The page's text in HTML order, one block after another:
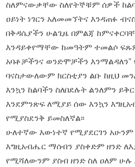
ስለምናውቃቸው ስለየትኞቹም ሰዎች
ዐይነት ነገርን አለመመኘትና እንዳጠፉ
በቅዳሴያችን ሁልጊዜ በምልጃ
እንዳይቀየማቸው ከመዓትም ተመልሶ
አባቶቻችንና ወንድሞቻችን
ባናስታውለውም ክርስቲያን ልቡ ከዚህ
እንኳን ከልባችን ስለበደሉት ልንለምን
እንደምንጽፍ ለሚያይ ሰው እንኳን
የሚያስደንቅ ይመስለኛል፡፡
ሁለተኛው እውነተኛ የሚያደርገን አሁንም
እግዚአብሔር ማሰብን ያስቀድም ዘንድ
የሚሻለውንም ያስብ ዘንድ ስለ ዐለም ሁሉ